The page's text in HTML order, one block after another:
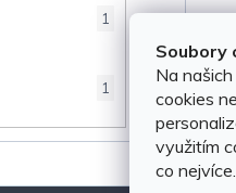
Soubory
Na
cookies
využitím
co nejvíce.
1
1
u
k
t
ů